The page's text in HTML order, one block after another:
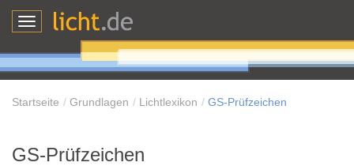
Toggle
Startseite Grundlagen Lichtlexikon GS-Prüfzeichen
GS-Prüfzeichen